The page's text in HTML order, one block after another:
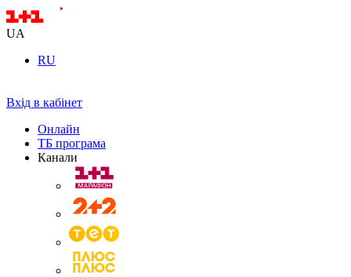
UA
RU
Вхід в кабінет
Онлайн
ТБ програма
Канали